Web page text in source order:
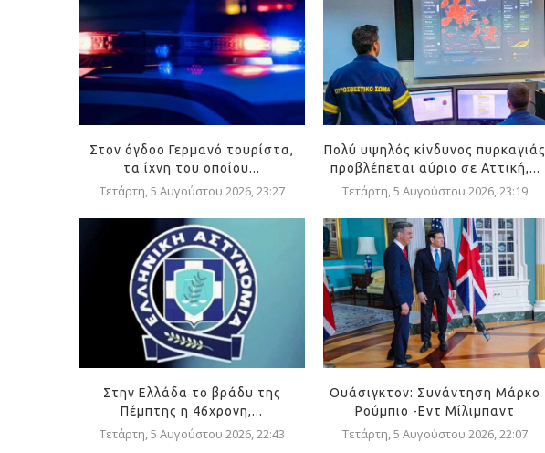
Στον όγδοο Γερμανό τουρίστα,
τα ίχνη του οποίου...
Τετάρτη, 5 Αυγούστου 2026, 23:27
Πολύ υψηλός κίνδυνος πυρκαγιάς
προβλέπεται αύριο σε Αττική,...
Τετάρτη, 5 Αυγούστου 2026, 23:19
Στην Ελλάδα το βράδυ της
Πέμπτης η 46χρονη,...
Τετάρτη, 5 Αυγούστου 2026, 22:43
Ουάσιγκτον: Συνάντηση Μάρκο
Ρούμπιο -Εντ Μίλιμπαντ
Τετάρτη, 5 Αυγούστου 2026, 22:07